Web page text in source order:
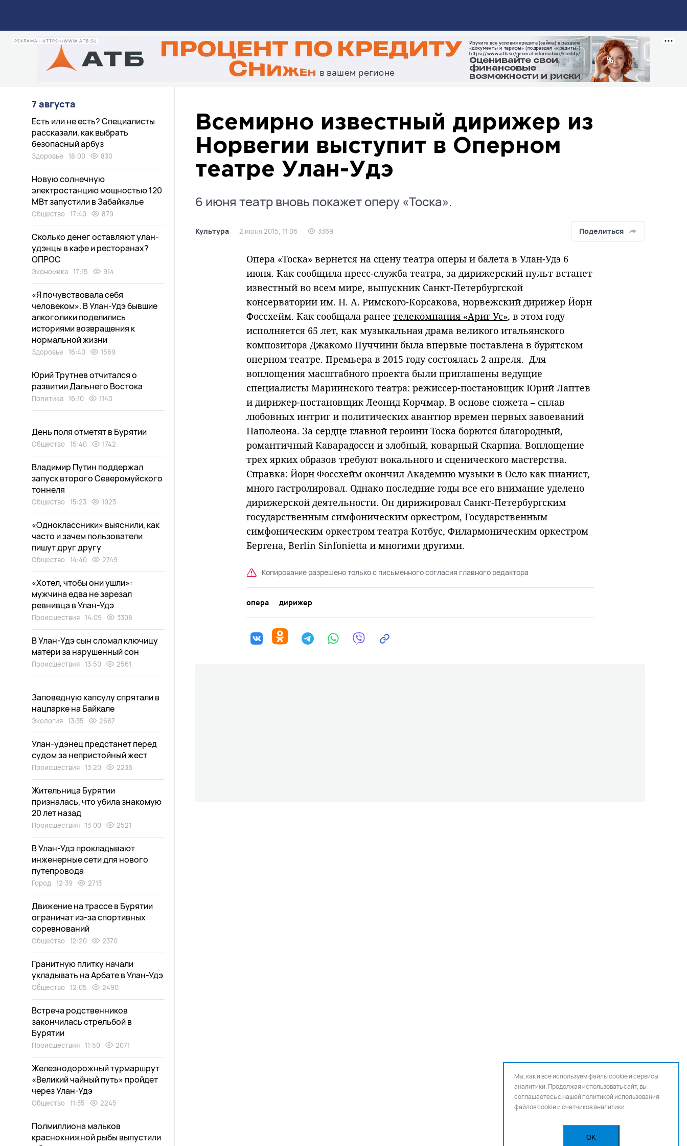
РЕКЛАМА • HTTPS://WWW.ATB.SU
Всемирно известный дирижер из
Норвегии выступит в Оперном
театре Улан-Удэ
6 июня театр вновь покажет оперу «Тоска».
Культура 2 июня 2015, 11:06 3369 Поделиться
Опера «Тоска» вернется на сцену театра оперы и балета в Улан-Удэ 6
июня. Как сообщила пресс-служба театра, за дирижерский пульт встанет
известный во всем мире, выпускник Санкт-Петербургской
консерватории им. Н. А. Римского-Корсакова, норвежский дирижер Йорн
Фоссхейм. Как сообщала ранее телекомпания «Ариг Ус», в этом году
исполняется 65 лет, как музыкальная драма великого итальянского
композитора Джакомо Пуччини была впервые поставлена в бурятском
оперном театре. Премьера в 2015 году состоялась 2 апреля. Для
воплощения масштабного проекта были приглашены ведущие
специалисты Мариинского театра: режиссер-постановщик Юрий Лаптев
и дирижер-постановщик Леонид Корчмар. В основе сюжета – сплав
любовных интриг и политических авантюр времен первых завоеваний
Наполеона. За сердце главной героини Тоска борются благородный,
романтичный Каварадосси и злобный, коварный Скарпиа. Воплощение
трех ярких образов требуют вокального и сценического мастерства.
Справка: Йорн Фоссхейм окончил Академию музыки в Осло как пианист,
много гастролировал. Однако последние годы все его внимание уделено
дирижерской деятельности. Он дирижировал Санкт-Петербургским
государственным симфоническим оркестром, Государственным
симфоническим оркестром театра Котбус, Филармоническим оркестром
Бергена, Berlin Sinfonietta и многими другими.
Копирование разрешено только с письменного согласия главного редактора
опера дирижер
7 августа
Есть или не есть? Специалисты
рассказали, как выбрать
безопасный арбуз
Здоровье 18:00 830
Новую солнечную
электростанцию мощностью 120
МВт запустили в Забайкалье
Общество 17:40 879
Сколько денег оставляют улан-
удэнцы в кафе и ресторанах?
ОПРОС
Экономика 17:15 914
«Я почувствовала себя
человеком». В Улан-Удэ бывшие
алкоголики поделились
историями возвращения к
нормальной жизни
Здоровье 16:40 1569
Юрий Трутнев отчитался о
развитии Дальнего Востока
Политика 16:10 1140
День поля отметят в Бурятии
Общество 15:40 1742
Владимир Путин поддержал
запуск второго Северомуйского
тоннеля
Общество 15:23 1923
«Одноклассники» выяснили, как
часто и зачем пользователи
пишут друг другу
Общество 14:40 2749
«Хотел, чтобы они ушли»:
мужчина едва не зарезал
ревнивца в Улан-Удэ
Происшествия 14:09 3308
В Улан-Удэ сын сломал ключицу
матери за нарушенный сон
Происшествия 13:50 2561
Заповедную капсулу спрятали в
нацпарке на Байкале
Экология 13:35 2687
Улан-удэнец предстанет перед
судом за непристойный жест
Происшествия 13:20 2236
Жительница Бурятии
призналась, что убила знакомую
20 лет назад
Происшествия 13:00 2521
В Улан-Удэ прокладывают
инженерные сети для нового
путепровода
Город 12:39 2713
Движение на трассе в Бурятии
ограничат из-за спортивных
соревнований
Общество 12:20 2370
Гранитную плитку начали
укладывать на Арбате в Улан-Удэ
Общество 12:05 2490
Встреча родственников
закончилась стрельбой в
Бурятии
Происшествия 11:50 2071
Железнодорожный турмаршрут
«Великий чайный путь» пройдет
через Улан-Удэ
Общество 11:35 2245
Полмиллиона мальков
краснокнижной рыбы выпустили
Мы, как и все используем файлы cookie и сервисы
аналитики. Продолжая использовать сайт, вы
соглашаетесь с нашейполитикой использования
файлов cookie и счетчиков аналитики.
OK